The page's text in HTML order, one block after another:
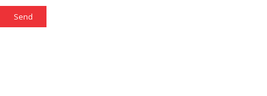
Send